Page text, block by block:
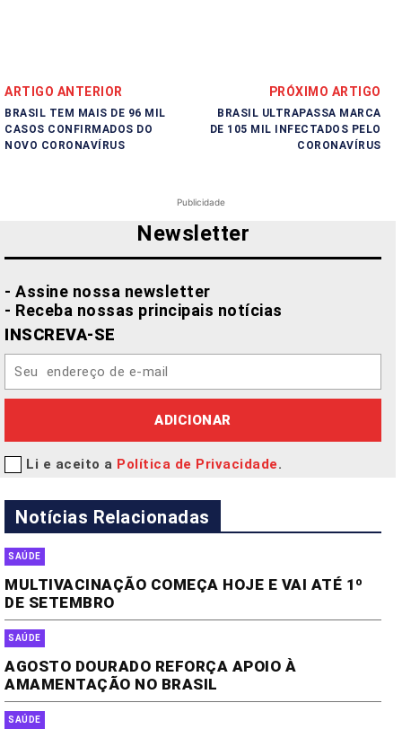
ARTIGO ANTERIOR
BRASIL TEM MAIS DE 96 MIL
CASOS CONFIRMADOS DO
NOVO CORONAVÍRUS
PRÓXIMO ARTIGO
BRASIL ULTRAPASSA MARCA
DE 105 MIL INFECTADOS PELO
CORONAVÍRUS
Publicidade
Newsletter
- Assine nossa newsletter
- Receba nossas principais notícias
INSCREVA-SE
ADICIONAR
Li e aceito a Política de Privacidade.
Notícias Relacionadas
SAÚDE
MULTIVACINAÇÃO COMEÇA HOJE E VAI ATÉ 1º
DE SETEMBRO
SAÚDE
AGOSTO DOURADO REFORÇA APOIO À
AMAMENTAÇÃO NO BRASIL
SAÚDE